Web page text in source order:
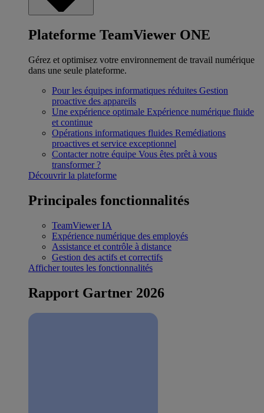
Plateforme TeamViewer ONE
Gérez et optimisez votre environnement de travail numérique
dans une seule plateforme.
Pour les équipes informatiques réduites Gestion
proactive des appareils
Une expérience optimale Expérience numérique fluide
et continue
Opérations informatiques fluides Remédiations
proactives et service exceptionnel
Contacter notre équipe Vous êtes prêt à vous
transformer ?
Découvrir la plateforme
Principales fonctionnalités
TeamViewer IA
Expérience numérique des employés
Assistance et contrôle à distance
Gestion des actifs et correctifs
Afficher toutes les fonctionnalités
Rapport Gartner 2026